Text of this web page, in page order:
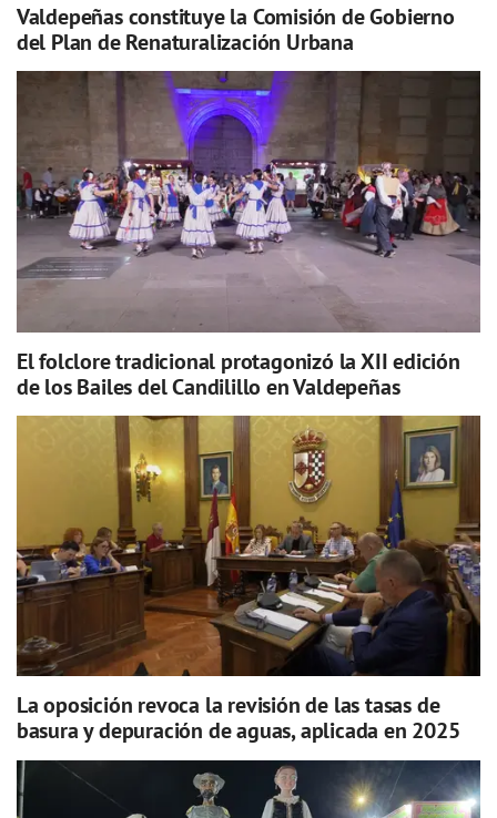
Valdepeñas constituye la Comisión de Gobierno
del Plan de Renaturalización Urbana
El folclore tradicional protagonizó la XII edición
de los Bailes del Candilillo en Valdepeñas
La oposición revoca la revisión de las tasas de
basura y depuración de aguas, aplicada en 2025